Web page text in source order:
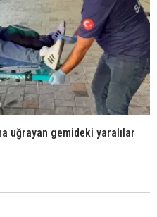
uğrayan gemideki yaralılar